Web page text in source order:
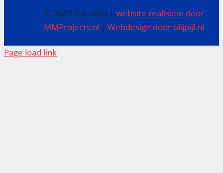
© 2022 V.V. DEO |website realisatie door
MMProjects.nl |Webdesign door olijpijl.nl
Page load link